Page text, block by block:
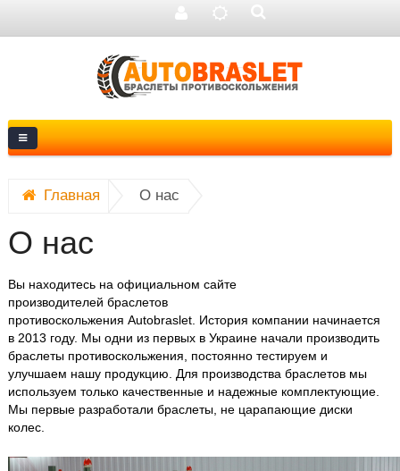
Главная
О нас
Вы находитесь на официальном сайте
производителей браслетов
противоскольжения Autobraslet. История компании начинается
в 2013 году. Мы одни из первых в Украине начали производить
браслеты противоскольжения, постоянно тестируем и
улучшаем нашу продукцию. Для производства браслетов мы
используем только качественные и надежные комплектующие.
Мы первые разработали браслеты, не царапающие диски
колес.